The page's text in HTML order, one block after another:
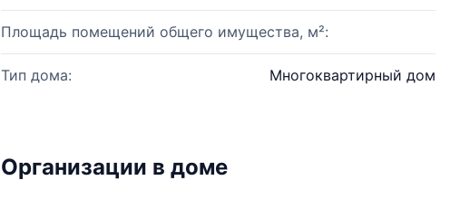
Площадь помещений общего имущества, м²:
Тип дома: Многоквартирный дом
Организации в доме